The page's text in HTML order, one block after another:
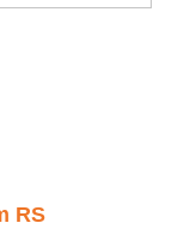
RS